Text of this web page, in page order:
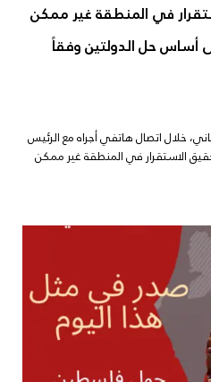
في المنطقة غير ممكن
أساس حل الدولتين وفقاً
خلال اتصال هاتفي أجراه مع الرئيس
الاستقرار في المنطقة غير ممكن